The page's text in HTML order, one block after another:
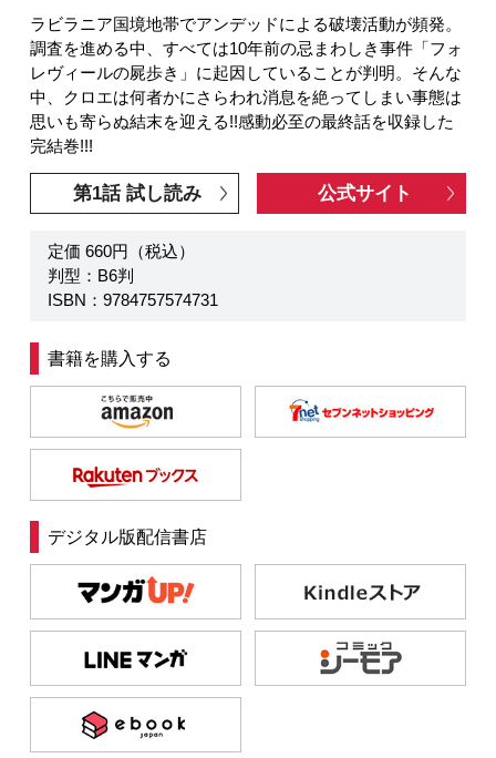
ラビラニア国境地帯でアンデッドによる破壊活動が頻発。
調査を進める中、すべては10年前の忌まわしき事件「フォ
レヴィールの屍歩き」に起因していることが判明。そんな
中、クロエは何者かにさらわれ消息を絶ってしまい事態は
思いも寄らぬ結末を迎える!!感動必至の最終話を収録した
完結巻!!!
第1話 試し読み 公式サイト
定価 660円（税込）
判型：B6判
ISBN：9784757574731
書籍を購入する
デジタル版配信書店